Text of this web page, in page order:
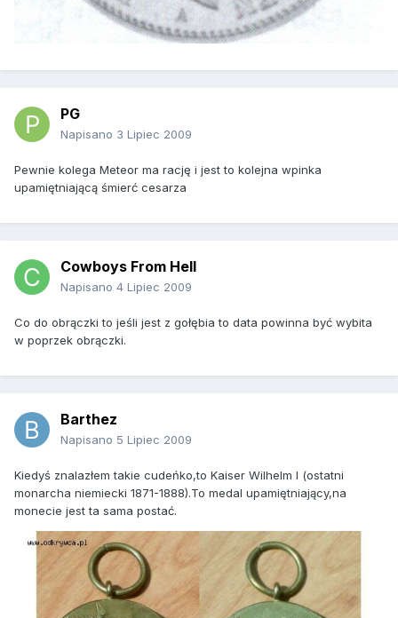
PG
Napisano 3 Lipiec 2009
Pewnie kolega Meteor ma rację i jest to kolejna wpinka
upamiętniającą śmierć cesarza
Cowboys From Hell
Napisano 4 Lipiec 2009
Co do obrączki to jeśli jest z gołębia to data powinna być wybita
w poprzek obrączki.
Barthez
Napisano 5 Lipiec 2009
Kiedyś znalazłem takie cudeńko,to Kaiser Wilhelm I (ostatni
monarcha niemiecki 1871-1888).To medal upamiętniający,na
monecie jest ta sama postać.